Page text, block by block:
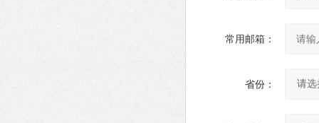
常用邮箱：
省份：